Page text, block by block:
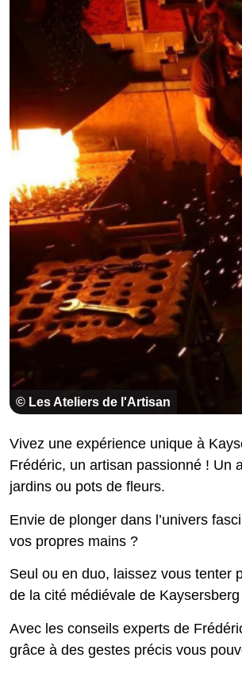
© Les Ateliers de l'Artisan
Vivez une expérience unique à
Frédéric, un artisan passionné ! Un
jardins ou pots de fleurs.
Envie de plonger dans l’univers
vos propres mains ?
Seul ou en duo, laissez vous
de la cité médiévale de
Avec les conseils experts de
grâce à des gestes précis vous